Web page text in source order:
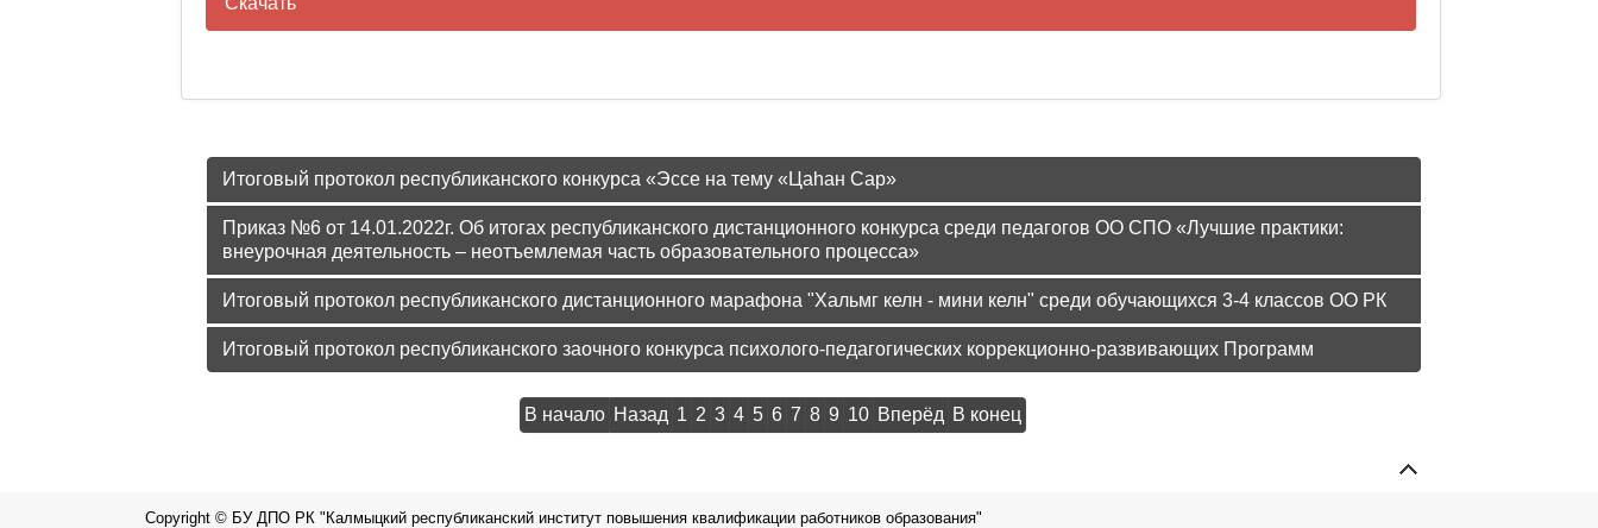
Протокол СТИХ
Протокол Танцы
Итоговый протокол республиканского конкурса «Эссе на тему «Цаһан Сар»
Приказ №6 от 14.01.2022г. Об итогах республиканского дистанционного конкурса среди педагогов ОО СПО «Лучшие практики:
внеурочная деятельность – неотъемлемая часть образовательного процесса»
Итоговый протокол республиканского дистанционного марафона "Хальмг келн - мини келн" среди обучающихся 3-4 классов ОО РК
Итоговый протокол республиканского заочного конкурса психолого-педагогических коррекционно-развивающих Программ
В начало Назад 1 2 3 4 5 6 7 8 9 10 Вперёд В конец
Copyright © БУ ДПО РК "Калмыцкий республиканский институт повышения квалификации работников образования"